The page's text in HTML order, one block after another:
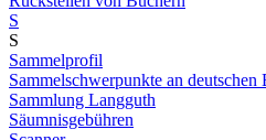
S
S
Sammelprofil
Sammelschwerpunkte an deutschen
Sammlung Langguth
Säumnisgebühren